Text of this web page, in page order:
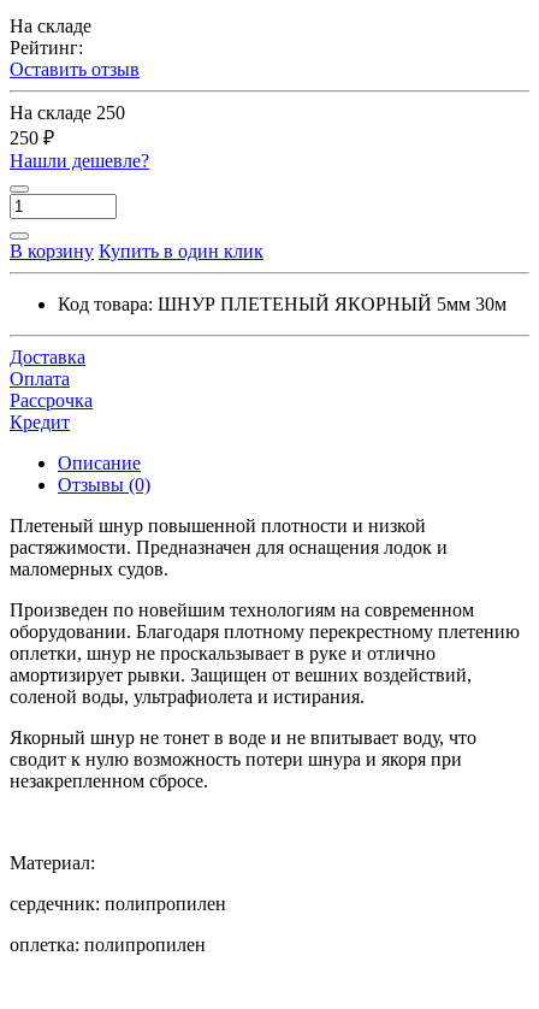
На складе
Рейтинг:
Оставить отзыв
На складе 250
250 ₽
Нашли дешевле?
В корзину Купить в один клик
Код товара: ШНУР ПЛЕТЕНЫЙ ЯКОРНЫЙ 5мм 30м
Доставка
Оплата
Рассрочка
Кредит
Описание
Отзывы (0)
Плетеный шнур повышенной плотности и низкой
растяжимости. Предназначен для оснащения лодок и
маломерных судов.
Произведен по новейшим технологиям на современном
оборудовании. Благодаря плотному перекрестному плетению
оплетки, шнур не проскальзывает в руке и отлично
амортизирует рывки. Защищен от вешних воздействий,
соленой воды, ультрафиолета и истирания.
Якорный шнур не тонет в воде и не впитывает воду, что
сводит к нулю возможность потери шнура и якоря при
незакрепленном сбросе.
Материал:
cердечник: полипропилен
оплетка: полипропилен